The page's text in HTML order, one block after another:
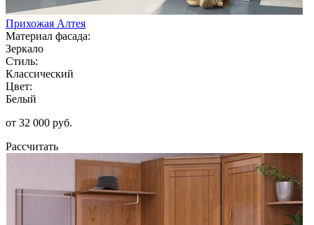
Прихожая Алтея
Материал фасада:
Зеркало
Стиль:
Классический
Цвет:
Белый
от 32 000 руб.
Рассчитать